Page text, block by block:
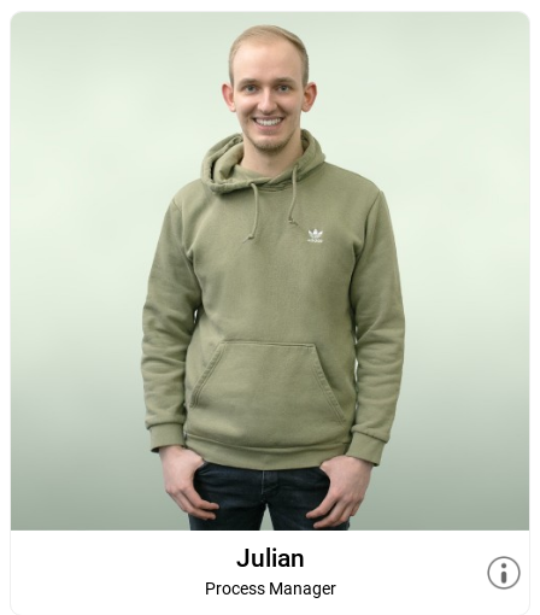
Julian
Process Manager